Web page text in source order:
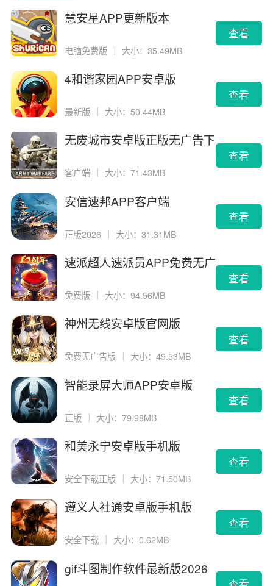
慧安星APP更新版本
电脑免费版 ｜ 大小：35.49MB
查看
4和谐家园APP安卓版
最新版 大小：50.44MB
查看
无废城市安卓版正版无广告下
客户端 大小：71.43MB
查看
安信速邦APP客户端
正版2026 ｜ 大小：31.31MB
查看
速派超人速派员APP免费无广
免费版 大小：94.56MB
查看
神州无线安卓版官网版
免费无广告版 大小：49.53MB
查看
智能录屏大师APP安卓版
正版 ｜ 大小：79.98MB
查看
和美永宁安卓版手机版
安全下载正版 大小：71.50MB
查看
遵义人社通安卓版手机版
安全下载 大小：0.62MB
查看
gif斗图制作软件最新版2026